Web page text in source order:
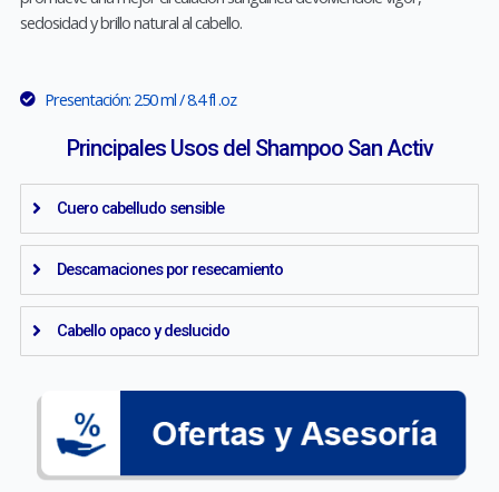
sedosidad y brillo natural al cabello.
Presentación: 250 ml / 8.4 fl .oz
Principales Usos del Shampoo San Activ
Cuero cabelludo sensible
Descamaciones por resecamiento
Cabello opaco y deslucido